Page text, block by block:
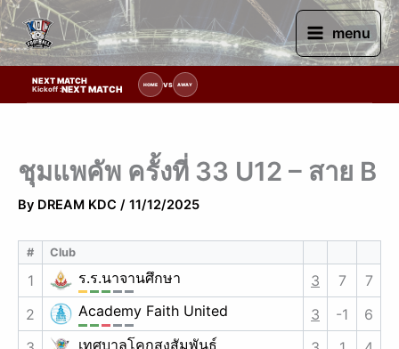
Skip
to
content
menu
NEXT MATCH
Kickoff :NEXT MATCH HOME VS AWAY
ายการแข่งขัน | รอระบุวันแข่งขัน | รอข้อมูลทีมแข่งขัน
ชุมแพคัพ ครั้งที่ 33 U12 – สาย B
By DREAM KDC / 11/12/2025
# Club
1 ร.ร.นาจานศึกษา 3 7
7
2
Academy Faith United 3 -1
6
เทศบาลโคกสูงสัมพันธ์